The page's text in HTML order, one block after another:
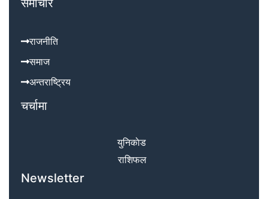
राजनीति
समाज
अन्तराष्ट्रिय
चर्चामा
युनिकाेड
राशिफल
Newsletter